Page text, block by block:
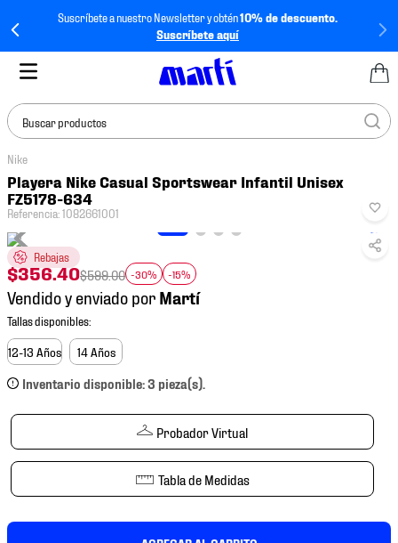
Suscríbete a nuestro Newsletter y obtén10% de descuento.
Suscríbete aquí
Buscar productos
Nike
Playera Nike Casual Sportswear Infantil Unisex
FZ5178-634
Referencia:1082661001
Rebajas
$356.40$599.00 -30% -15%
Vendido y enviado por
12-13 Años 14 Años
Inventario disponible: 3 pieza(s).
Probador Virtual
Tabla de Medidas
TÉRMINOS MÁS
BUSCADOS
1.
tenis mujer
2.
tenis hombre
3.
tenis
4
tenis futbol
5.
jersey
6.
mochila
10. tenis nike